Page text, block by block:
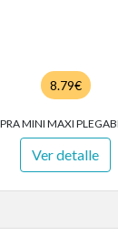
8.79€
MINI MAXI
Ver detalle